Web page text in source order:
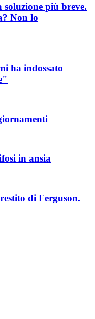
più breve.
Non lo
ha indossato
in ansia
di Ferguson.